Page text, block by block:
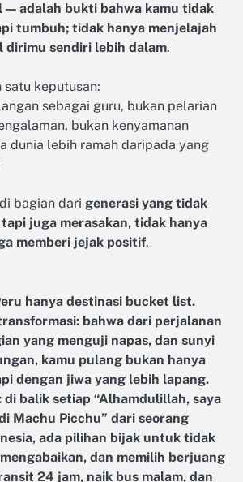
— adalah bukti bahwa kamu tidak
tumbuh; tidak hanya menjelajah
sendiri lebih dalam.
satu keputusan:
sebagai guru, bukan pelarian
bukan kenyamanan
dunia lebih ramah daripada yang
bagian dari generasi yang tidak
juga merasakan, tidak hanya
memberi jejak positif.
hanya destinasi bucket list.
bahwa dari perjalanan
yang menguji napas, dan sunyi
kamu pulang bukan hanya
dengan jiwa yang lebih lapang.
di balik setiap “Alhamdulillah, saya
Machu Picchu” dari seorang
ada pilihan bijak untuk tidak
dan memilih berjuang
24 jam, naik bus malam, dan